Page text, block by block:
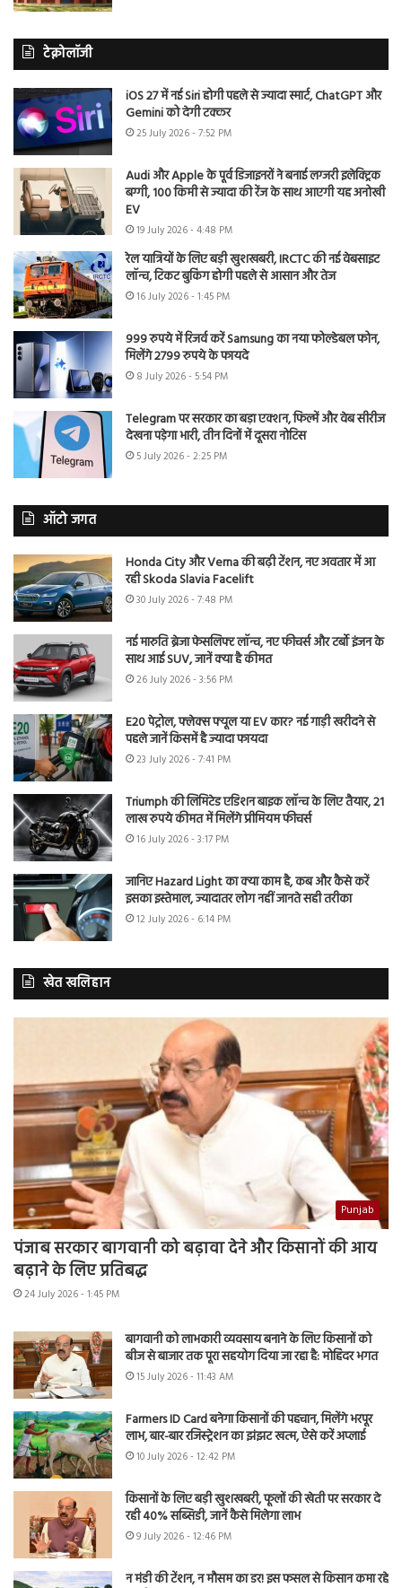
टेक्नोलॉजी
iOS 27 में नई Siri होगी पहले से ज्यादा स्मार्ट, ChatGPT और
Gemini को देगी टक्कर
25 July 2026 - 7:52 PM
Audi और Apple के पूर्व डिजाइनरों ने बनाई लग्जरी इलेक्ट्रिक
बग्गी, 100 किमी से ज्यादा की रेंज के साथ आएगी यह अनोखी
EV
19 July 2026 - 4:48 PM
रेल यात्रियों के लिए बड़ी खुशखबरी, IRCTC की नई वेबसाइट
लॉन्च, टिकट बुकिंग होगी पहले से आसान और तेज
16 July 2026 - 1:45 PM
999 रुपये में रिजर्व करें Samsung का नया फोल्डेबल फोन,
मिलेंगे 2799 रुपये के फायदे
8 July 2026 - 5:54 PM
Telegram पर सरकार का बड़ा एक्शन, फिल्में और वेब सीरीज
देखना पड़ेगा भारी, तीन दिनों में दूसरा नोटिस
5 July 2026 - 2:25 PM
ऑटो जगत
Honda City और Verna की बढ़ी टेंशन, नए अवतार में आ
रही Skoda Slavia Facelift
30 July 2026 - 7:48 PM
नई मारुति ब्रेजा फेसलिफ्ट लॉन्च, नए फीचर्स और टर्बो इंजन के
साथ आई SUV, जानें क्या है कीमत
26 July 2026 - 3:56 PM
E20 पेट्रोल, फ्लेक्स फ्यूल या EV कार? नई गाड़ी खरीदने से
पहले जानें किसमें है ज्यादा फायदा
23 July 2026 - 7:41 PM
Triumph की लिमिटेड एडिशन बाइक लॉन्च के लिए तैयार, 21
लाख रुपये कीमत में मिलेंगे प्रीमियम फीचर्स
16 July 2026 - 3:17 PM
जानिए Hazard Light का क्या काम है, कब और कैसे करें
इसका इस्तेमाल, ज्यादातर लोग नहीं जानते सही तरीका
12 July 2026 - 6:14 PM
खेत खलिहान
Punjab
पंजाब सरकार बागवानी को बढ़ावा देने और किसानों की आय
बढ़ाने के लिए प्रतिबद्ध
24 July 2026 - 1:45 PM
बागवानी को लाभकारी व्यवसाय बनाने के लिए किसानों को
बीज से बाजार तक पूरा सहयोग दिया जा रहा है: मोहिंदर भगत
15 July 2026 - 11:43 AM
Farmers ID Card बनेगा किसानों की पहचान, मिलेंगे भरपूर
लाभ, बार-बार रजिस्ट्रेशन का झंझट खत्म, ऐसे करें अप्लाई
10 July 2026 - 12:42 PM
किसानों के लिए बड़ी खुशखबरी, फूलों की खेती पर सरकार दे
रही 40% सब्सिडी, जानें कैसे मिलेगा लाभ
9 July 2026 - 12:46 PM
न मंडी की टेंशन, न मौसम का डर! इस फसल से किसान कमा रहे